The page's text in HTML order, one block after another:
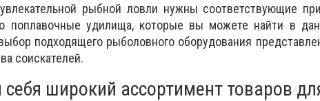
рыбной ловли нужны соответствующие
поплавочные удилища, которые вы можете найти в
подходящего рыболовного оборудования
соискателей.
себя широкий ассортимент товаров